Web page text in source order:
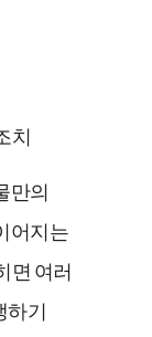
치
만의
어지는
면 여러
하기